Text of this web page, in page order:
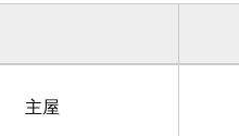
主屋